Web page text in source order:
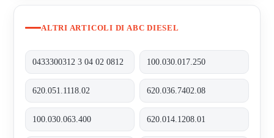
ALTRI ARTICOLI DI ABC DIESEL
0433300312 3 04 02 0812 100.030.017.250
620.051.1118.02 620.036.7402.08
100.030.063.400 620.014.1208.01